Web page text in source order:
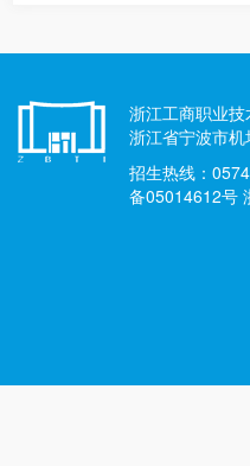
浙江工商职业技
浙江省宁波市
招生热线：
备05014612号